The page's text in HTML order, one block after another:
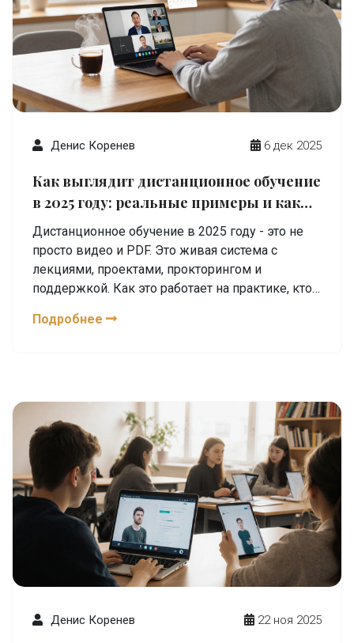
Денис Коренев 6 дек 2025
Как выглядит дистанционное обучение
в 2025 году: реальные примеры и как
это работает
Дистанционное обучение в 2025 году - это не
просто видео и PDF. Это живая система с
лекциями, проектами, прокторингом и
поддержкой. Как это работает на практике, кто
реальные примеры.
Подробнее
Денис Коренев 22 ноя 2025